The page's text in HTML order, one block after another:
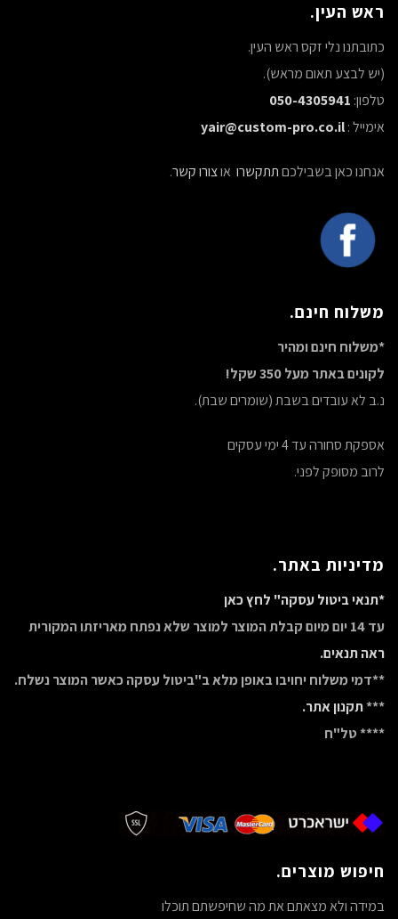
ראש העין.
כתובתנו נלי זקס ראש העין.
(יש לבצע תאום מראש).
טלפון: 050-4305941
אימייל :yair@custom-pro.co.il
אנחנו כאן בשבילכםתתקשרו אוצורו קשר.
משלוח חינם.
*משלוח חינם ומהיר
לקונים באתר מעל 350 שקל!
נ.ב לא עובדים בשבת (שומרים שבת).
אספקת סחורה עד 4 ימי עסקים
לרוב מסופק לפני.
מדיניות באתר.
*תנאי ביטול עסקה" לחץ כאן
עד 14 יום מיום קבלת המוצר למוצר שלא נפתח מאריזתו המקורית
ראה תנאים.
**דמי משלוח יחויבו באופן מלא ב"ביטול עסקה כאשר המוצר נשלח.
***תקנון אתר.
**** טל"ח
חיפוש מוצרים.
במידה ולא מצאתם את מה שחיפשתם תוכלו